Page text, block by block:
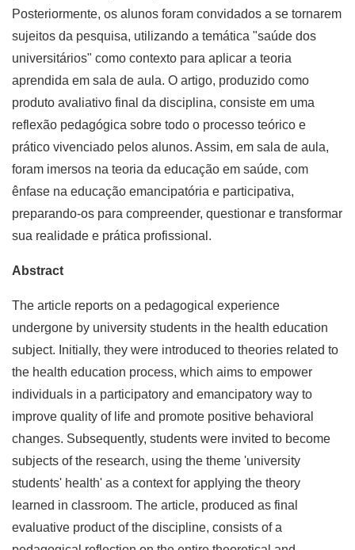
Posteriormente, os alunos foram convidados a se tornarem
sujeitos da pesquisa, utilizando a temática "saúde dos
universitários" como contexto para aplicar a teoria
aprendida em sala de aula. O artigo, produzido como
produto avaliativo final da disciplina, consiste em uma
reflexão pedagógica sobre todo o processo teórico e
prático vivenciado pelos alunos. Assim, em sala de aula,
foram imersos na teoria da educação em saúde, com
ênfase na educação emancipatória e participativa,
preparando-os para compreender, questionar e transformar
sua realidade e prática profissional.
Abstract
The article reports on a pedagogical experience
undergone by university students in the health education
subject. Initially, they were introduced to theories related to
the health education process, which aims to empower
individuals in a participatory and emancipatory way to
improve quality of life and promote positive behavioral
changes. Subsequently, students were invited to become
subjects of the research, using the theme 'university
students' health' as a context for applying the theory
learned in classroom. The article, produced as final
evaluative product of the discipline, consists of a